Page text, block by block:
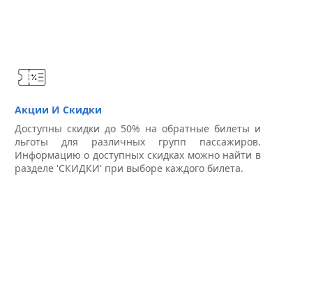
Акции И Скидки
Доступны скидки до 50% на обратные билеты и
льготы для различных групп пассажиров.
Информацию о доступных скидках можно найти в
разделе 'СКИДКИ' при выборе каждого билета.